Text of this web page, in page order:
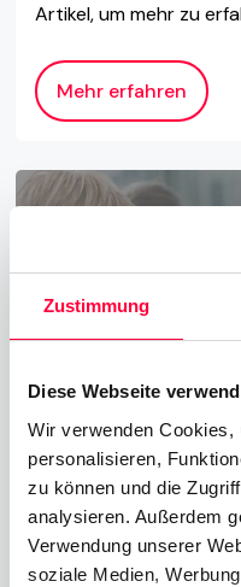
Zustimmung
Diese Webseite
Wir verwenden Cookies,
personalisieren,
zu können und die
analysieren. Außerdem
Verwendung unserer
soziale Medien,
Artikel, um mehr zu
Mehr erfahren
Unified
Arbeitsplatz